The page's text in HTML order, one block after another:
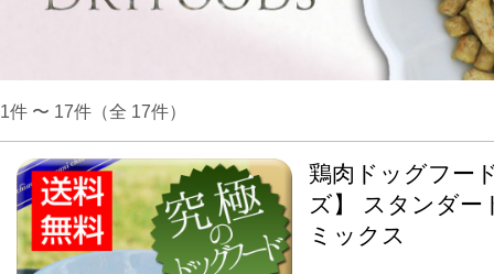
1件 〜 17件（全 17件）
鶏肉ドッグフー
ズ】 スタンダー
ミックス